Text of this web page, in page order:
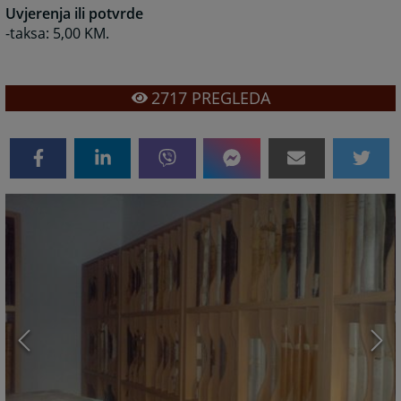
Uvjerenja ili potvrde
-taksa: 5,00 KM.
2717PREGLEDA